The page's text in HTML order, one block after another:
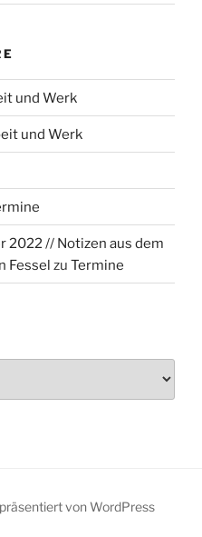
und Werk
und Werk
2022 // Notizen aus dem
Fessel zu Termine
von WordPress